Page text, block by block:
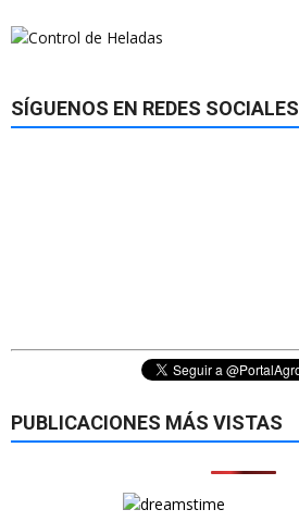
SÍGUENOS EN REDES SOCIALES
PUBLICACIONES MÁS VISTAS